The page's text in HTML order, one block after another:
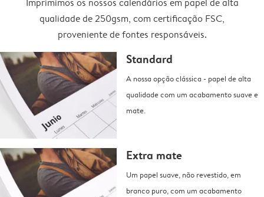
Imprimimos os nossos calendários em papel de alta
qualidade de 250gsm, com certificação FSC,
proveniente de fontes responsáveis.
Standard
A nossa opção clássica - papel de alta
qualidade com um acabamento suave e
mate.
Extra mate
Um papel suave, não revestido, em
branco puro, com um acabamento